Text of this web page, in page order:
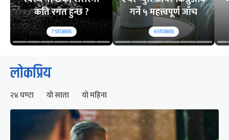
कति रगत हुन्छ ?
7STORIES
गर्ने ५ महत्त्वपूर्ण जाँच
6STORIES
लोकप्रिय
२४ घण्टा यो साता यो महिना